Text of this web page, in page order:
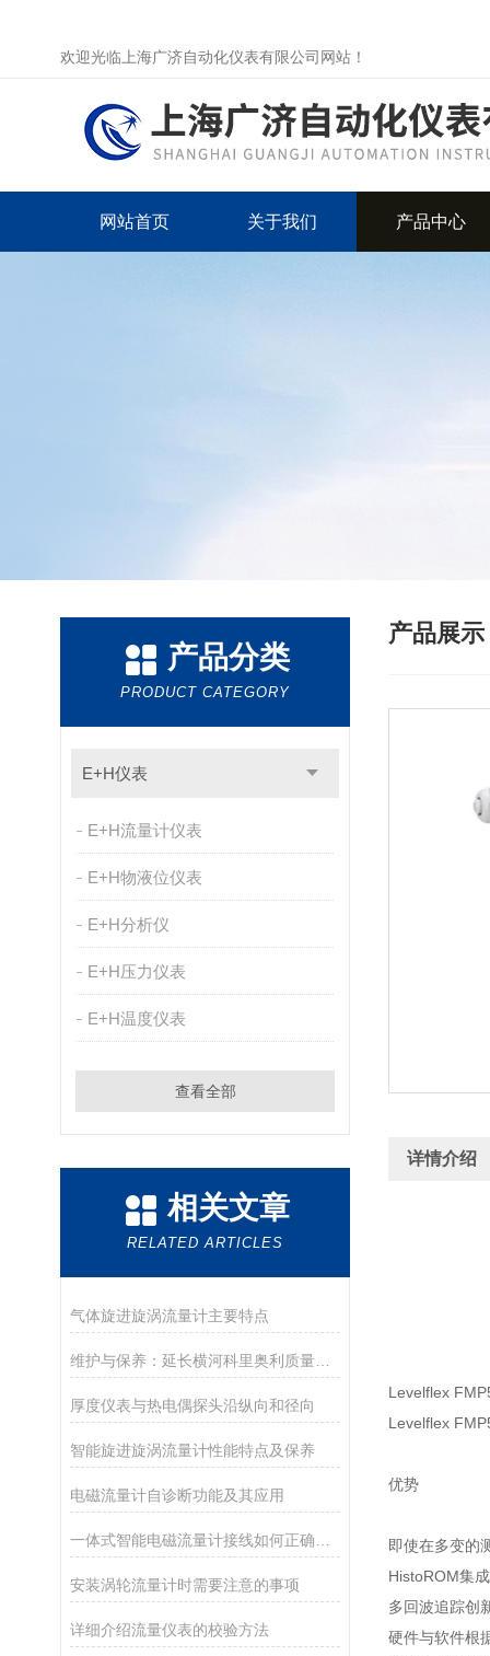
欢迎光临上海广济自动化仪表有限公司网站！
网站首页 关于我们 产品中心
产品分类
PRODUCT CATEGORY
E+H仪表
E+H流量计仪表
E+H物液位仪表
E+H分析仪
E+H压力仪表
E+H温度仪表
查看全部
相关文章
RELATED ARTICLES
气体旋进旋涡流量计主要特点
维护与保养：延长横河科里奥利质量流量计使用寿命的方法
厚度仪表与热电偶探头沿纵向和径向
智能旋进旋涡流量计性能特点及保养
电磁流量计自诊断功能及其应用
安装涡轮流量计时需要注意的事项
详细介绍流量仪表的校验方法
产品展示
详情介绍
Levelflex
Levelflex
优势
即使在多变的
HistoROM集
多回波追踪创
硬件与软件根